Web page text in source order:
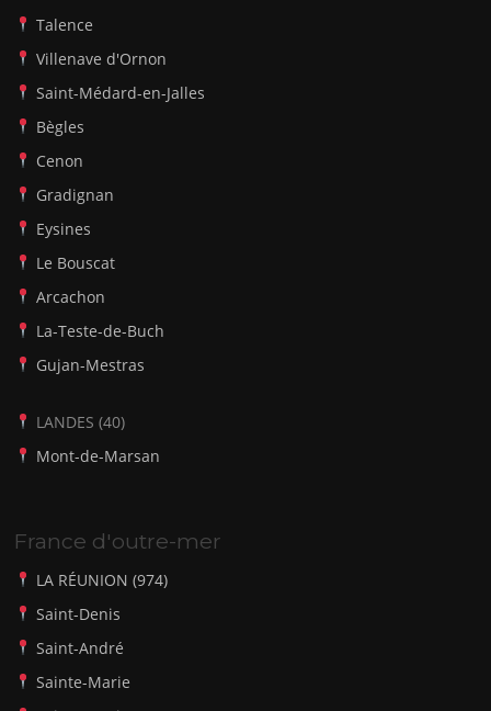
Talence
Villenave d'Ornon
Saint-Médard-en-Jalles
Bègles
Cenon
Gradignan
Eysines
Le Bouscat
Arcachon
La-Teste-de-Buch
Gujan-Mestras
LANDES (40)
Mont-de-Marsan
France d'outre-mer
LA RÉUNION (974)
Saint-Denis
Saint-André
Sainte-Marie